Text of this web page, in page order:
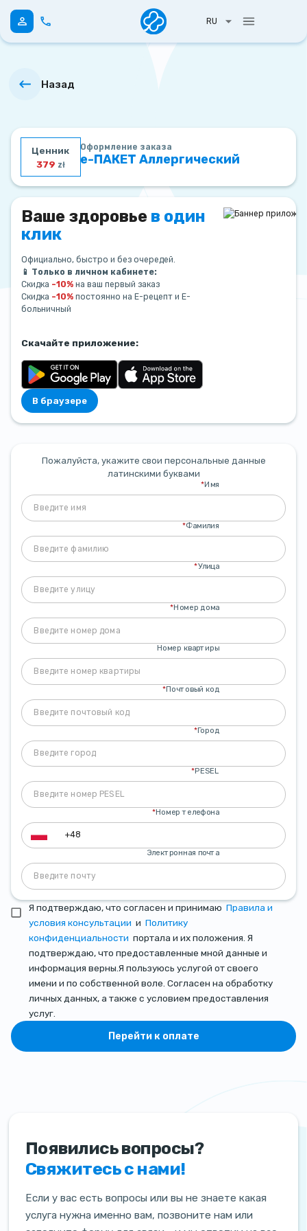
RU
Назад
Ценник
379 zł
Оформление заказа
е-ПАКЕТ Аллергический
Ваше здоровье в один
клик
Официально, быстро и без очередей.
📱 Только в личном кабинете:
Скидка –10% на ваш первый заказ
Скидка –10% постоянно на Е-рецепт и Е-
больничный
Скачайте приложение:
В браузере
Пожалуйста, укажите свои персональные данные
латинскими буквами
Имя
*
Фамилия
*
Улица
*
Номер дома
*
Номер квартиры
Почтовый код
*
Город
*
PESEL
*
Номер телефона
*
Электронная почта
Я подтверждаю, что согласен и принимаю Правила и
условия консультации и Политику
конфиденциальности портала и их положения. Я
подтверждаю, что предоставленные мной данные и
информация верны.Я пользуюсь услугой от своего
имени и по собственной воле. Согласен на обработку
личных данных, а также с условием предоставления
услуг.
Перейти к оплате
Появились вопросы?
Свяжитесь с нами!
Если у вас есть вопросы или вы не знаете какая
услуга нужна именно вам, позвоните нам или